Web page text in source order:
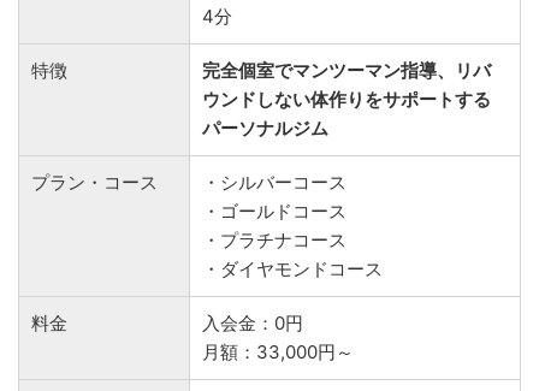
4分
特徴
完全個室でマンツーマン指導、リバ
ウンドしない体作りをサポートする
パーソナルジム
プラン・コース
・シルバーコース
・ゴールドコース
・プラチナコース
・ダイヤモンドコース
料金
入会金：0円
月額：33,000円～